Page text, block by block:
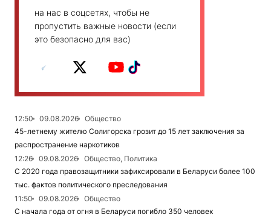
на нас в соцсетях, чтобы не
пропустить важные новости (если
это безопасно для вас)
12:50 09.08.2026
Общество
45-летнему жителю Солигорска грозит до 15 лет заключения за
распространение наркотиков
12:26
09.08.2026
Общество, Политика
С 2020 года правозащитники зафиксировали в Беларуси более 100
тыс. фактов политического преследования
11:50
09.08.2026
Общество
С начала года от огня в Беларуси погибло 350 человек